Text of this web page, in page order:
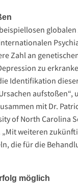
Zahl an
zu
Identifikation
aufstoßen“,
mit Dr.
of North Carolina
weiteren
die für die
möglich